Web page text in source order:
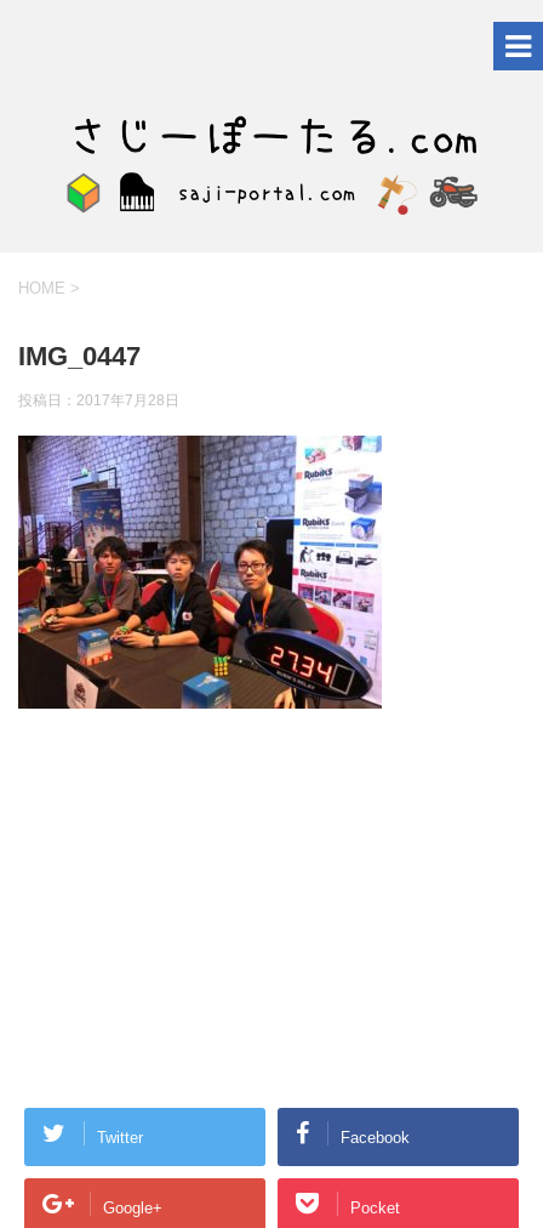
HOME >
IMG_0447
投稿日： 2017年7月28日
Twitter Facebook
Google+ Pocket